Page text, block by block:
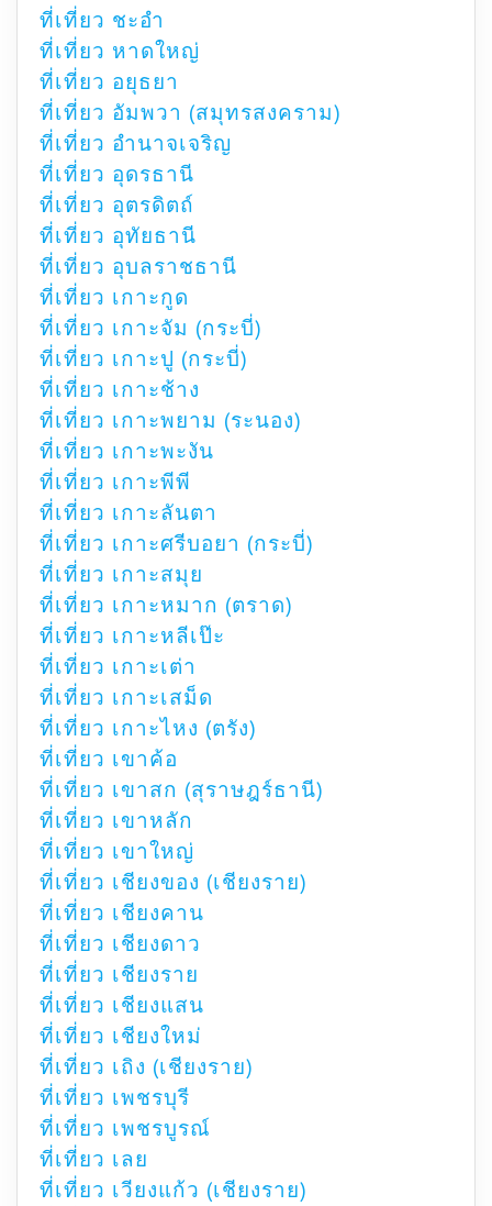
ที่เที่ยว ชะอำ
ที่เที่ยว หาดใหญ่
ที่เที่ยว อยุธยา
ที่เที่ยว อัมพวา (สมุทรสงคราม)
ที่เที่ยว อำนาจเจริญ
ที่เที่ยว อุดรธานี
ที่เที่ยว อุตรดิตถ์
ที่เที่ยว อุทัยธานี
ที่เที่ยว อุบลราชธานี
ที่เที่ยว เกาะกูด
ที่เที่ยว เกาะจัม (กระบี่)
ที่เที่ยว เกาะปู (กระบี่)
ที่เที่ยว เกาะช้าง
ที่เที่ยว เกาะพยาม (ระนอง)
ที่เที่ยว เกาะพะงัน
ที่เที่ยว เกาะพีพี
ที่เที่ยว เกาะลันตา
ที่เที่ยว เกาะศรีบอยา (กระบี่)
ที่เที่ยว เกาะสมุย
ที่เที่ยว เกาะหมาก (ตราด)
ที่เที่ยว เกาะหลีเป๊ะ
ที่เที่ยว เกาะเต่า
ที่เที่ยว เกาะเสม็ด
ที่เที่ยว เกาะไหง (ตรัง)
ที่เที่ยว เขาค้อ
ที่เที่ยว เขาสก (สุราษฎร์ธานี)
ที่เที่ยว เขาหลัก
ที่เที่ยว เขาใหญ่
ที่เที่ยว เชียงของ (เชียงราย)
ที่เที่ยว เชียงคาน
ที่เที่ยว เชียงดาว
ที่เที่ยว เชียงราย
ที่เที่ยว เชียงแสน
ที่เที่ยว เชียงใหม่
ที่เที่ยว เถิง (เชียงราย)
ที่เที่ยว เพชรบุรี
ที่เที่ยว เพชรบูรณ์
ที่เที่ยว เลย
ที่เที่ยว เวียงแก้ว (เชียงราย)